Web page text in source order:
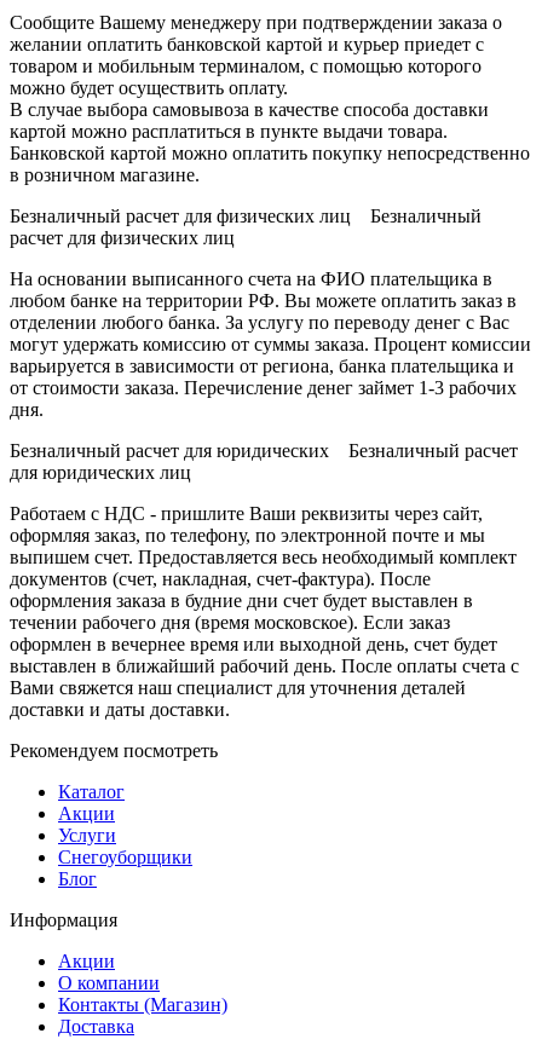
Сообщите Вашему менеджеру при подтверждении заказа о
желании оплатить банковской картой и курьер приедет с
товаром и мобильным терминалом, с помощью которого
можно будет осуществить оплату.
В случае выбора самовывоза в качестве способа доставки
картой можно расплатиться в пункте выдачи товара.
Банковской картой можно оплатить покупку непосредственно
в розничном магазине.
Безналичный расчет для физических лиц Безналичный
расчет для физических лиц
На основании выписанного счета на ФИО плательщика в
любом банке на территории РФ. Вы можете оплатить заказ в
отделении любого банка. За услугу по переводу денег с Вас
могут удержать комиссию от суммы заказа. Процент комиссии
варьируется в зависимости от региона, банка плательщика и
от стоимости заказа. Перечисление денег займет 1-3 рабочих
дня.
Безналичный расчет для юридических Безналичный расчет
для юридических лиц
Работаем с НДС - пришлите Ваши реквизиты через сайт,
оформляя заказ, по телефону, по электронной почте и мы
выпишем счет. Предоставляется весь необходимый комплект
документов (счет, накладная, счет-фактура). После
оформления заказа в будние дни счет будет выставлен в
течении рабочего дня (время московское). Если заказ
оформлен в вечернее время или выходной день, счет будет
выставлен в ближайший рабочий день. После оплаты счета с
Вами свяжется наш специалист для уточнения деталей
доставки и даты доставки.
Рекомендуем посмотреть
Каталог
Акции
Услуги
Снегоуборщики
Блог
Информация
Акции
О компании
Контакты (Магазин)
Доставка